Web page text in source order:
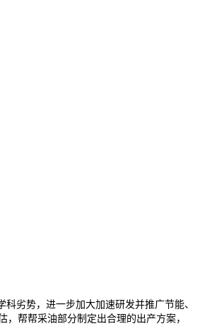
劣势，进一步加大加速研发并推广节能、
帮帮采油部分制定出合理的出产方案，